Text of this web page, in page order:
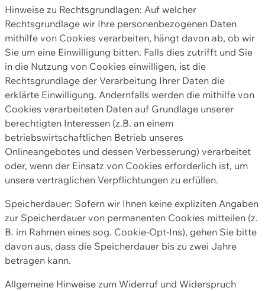
Hinweise zu Rechtsgrundlagen: Auf welcher
Rechtsgrundlage wir Ihre personenbezogenen Daten
mithilfe von Cookies verarbeiten, hängt davon ab, ob wir
Sie um eine Einwilligung bitten. Falls dies zutrifft und Sie
in die Nutzung von Cookies einwilligen, ist die
Rechtsgrundlage der Verarbeitung Ihrer Daten die
erklärte Einwilligung. Andernfalls werden die mithilfe von
Cookies verarbeiteten Daten auf Grundlage unserer
berechtigten Interessen (z.B. an einem
betriebswirtschaftlichen Betrieb unseres
Onlineangebotes und dessen Verbesserung) verarbeitet
oder, wenn der Einsatz von Cookies erforderlich ist, um
unsere vertraglichen Verpflichtungen zu erfüllen.
Speicherdauer: Sofern wir Ihnen keine expliziten Angaben
zur Speicherdauer von permanenten Cookies mitteilen (z.
B. im Rahmen eines sog. Cookie-Opt-Ins), gehen Sie bitte
davon aus, dass die Speicherdauer bis zu zwei Jahre
betragen kann.
Allgemeine Hinweise zum Widerruf und Widerspruch